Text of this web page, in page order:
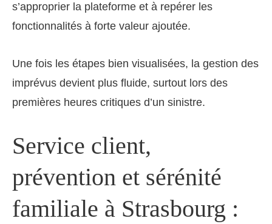
s’approprier la plateforme et à repérer les
fonctionnalités à forte valeur ajoutée.
Une fois les étapes bien visualisées, la gestion des
imprévus devient plus fluide, surtout lors des
premières heures critiques d’un sinistre.
Service client,
prévention et sérénité
familiale à Strasbourg :